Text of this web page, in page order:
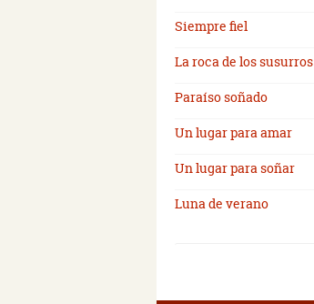
Siempre fiel
La roca de los susurros
Paraíso soñado
Un lugar para amar
Un lugar para soñar
Luna de verano